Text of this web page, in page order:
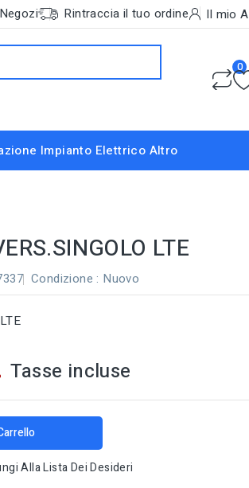
Rintraccia il tuo ordine Il mio
0
Impianto Elettrico Altro
LTE
Condizione : Nuovo
Tasse incluse
Alla Lista Dei Desideri